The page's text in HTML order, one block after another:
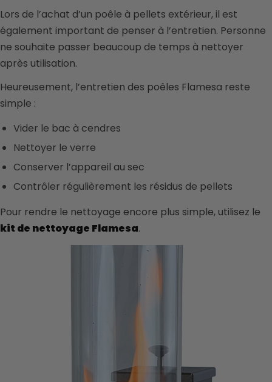
Lors de l’achat d’un poêle à pellets extérieur, il est
également important de penser à l’entretien. Personne
ne souhaite passer beaucoup de temps à nettoyer
après utilisation.
Heureusement, l’entretien des poêles Flamesa reste
simple :
Vider le bac à cendres
Nettoyer le verre
Conserver l’appareil au sec
Contrôler régulièrement les résidus de pellets
Pour rendre le nettoyage encore plus simple, utilisez le
kit de nettoyage Flamesa.